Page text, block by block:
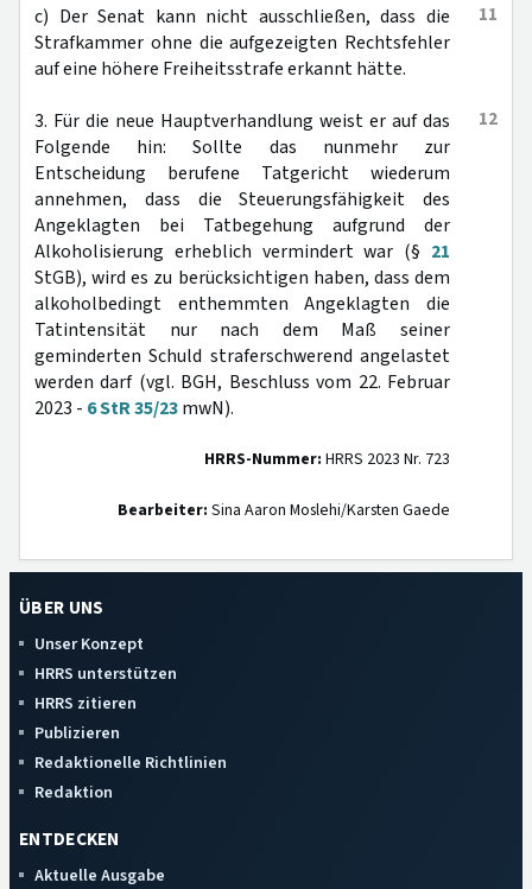
11
c) Der Senat kann nicht ausschließen, dass die
Strafkammer ohne die aufgezeigten Rechtsfehler
auf eine höhere Freiheitsstrafe erkannt hätte.
12
3. Für die neue Hauptverhandlung weist er auf das
Folgende hin: Sollte das nunmehr zur
Entscheidung berufene Tatgericht wiederum
annehmen, dass die Steuerungsfähigkeit des
Angeklagten bei Tatbegehung aufgrund der
Alkoholisierung erheblich vermindert war (§ 21
StGB), wird es zu berücksichtigen haben, dass dem
alkoholbedingt enthemmten Angeklagten die
Tatintensität nur nach dem Maß seiner
geminderten Schuld straferschwerend angelastet
werden darf (vgl. BGH, Beschluss vom 22. Februar
2023 - 6 StR 35/23mwN).
HRRS-Nummer: HRRS 2023 Nr. 723
Bearbeiter: Sina Aaron Moslehi/Karsten Gaede
ÜBER UNS
Unser Konzept
HRRS unterstützen
HRRS zitieren
Publizieren
Redaktionelle Richtlinien
Redaktion
ENTDECKEN
Aktuelle Ausgabe